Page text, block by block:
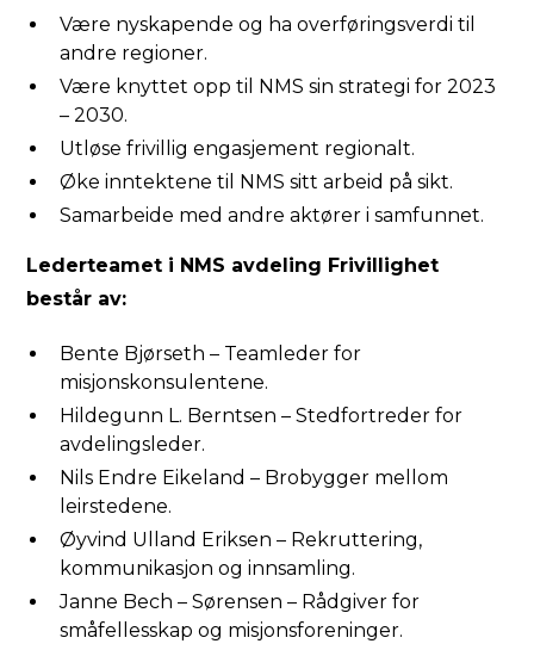
Være nyskapende og ha overføringsverdi til
andre regioner.
Være knyttet opp til NMS sin strategi for 2023
– 2030.
Utløse frivillig engasjement regionalt.
Øke inntektene til NMS sitt arbeid på sikt.
Samarbeide med andre aktører i samfunnet.
Lederteamet i NMS avdeling Frivillighet
består av:
Bente Bjørseth – Teamleder for
misjonskonsulentene.
Hildegunn L. Berntsen – Stedfortreder for
avdelingsleder.
Nils Endre Eikeland – Brobygger mellom
leirstedene.
Øyvind Ulland Eriksen – Rekruttering,
kommunikasjon og innsamling.
Janne Bech – Sørensen – Rådgiver for
småfellesskap og misjonsforeninger.